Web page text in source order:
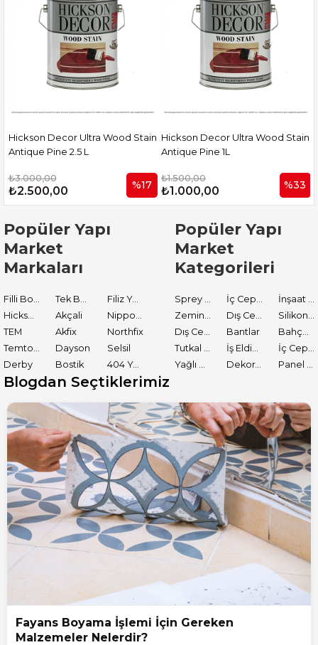
Hickson Decor Ultra Wood Stain
Antique Pine 1L
₺1.500,00
₺1.000,00 %33
Hickson Decor Ultra Solventli
Vernik 5L. Natural
₺6.000,00
₺4.750,00
Popüler Yapı
Market
Markaları
Filli Boya Tek Boya
Filiz Yapı Market
Hickson Decor
Akçali
Nippon Paint
TEM
Akfix
Northfix
Temtools
Dayson
Selsil
Derby
Bostik 404 Yapıştırıcı
Popüler Yapı
Market
Kategorileri
Sprey Boyalar İç Cephe Astarları
İnşaat Tamir Malzemeleri
Zemin Boyası
Dış Cephe Boyaları
Silikon ve Mastikler
Dış Cephe Astarları
Bantlar
Bahçe El Aletleri
Tutkal ve Yapıştırıcılar
İş Eldiveni
İç Cephe Boyaları
Yağlı Boyalar
Dekoratif Boyalar Panel Kapı Boyası
Blogdan Seçtiklerimiz
Fayans Boyama İşlemi İçin Gereken
Malzemeler Nelerdir?